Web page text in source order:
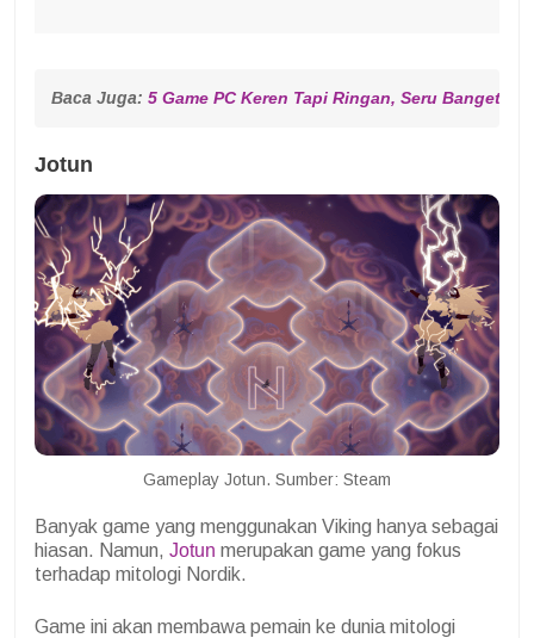
Baca Juga: 5 Game PC Keren Tapi Ringan, Seru Banget!
Jotun
Gameplay Jotun. Sumber: Steam
Banyak game yang menggunakan Viking hanya sebagai
hiasan. Namun, Jotun merupakan game yang fokus
terhadap mitologi Nordik.
Game ini akan membawa pemain ke dunia mitologi